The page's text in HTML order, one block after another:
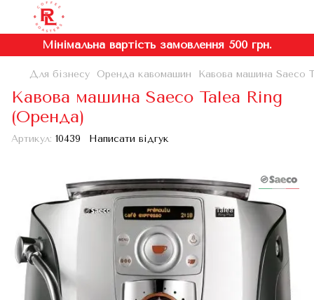
Мінімальна вартість замовлення 500 грн.
Для бізнесу Оренда кавомашин Кавова машина Saeco
Кавова машина Saeco Talea Ring
(Оренда)
Артикул: 10439 Написати відгук